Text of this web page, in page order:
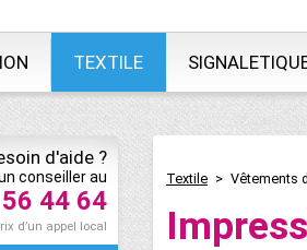
TEXTILE
d'aide ?
conseiller au
44 64
d’un appel local
Textile > Vêtements